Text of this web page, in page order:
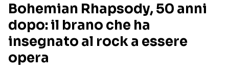
RECENSIONI MUSICALI
INTERVISTE
GOSSIP E CURIOSITÀ
TESTI CANZONI
TOUR ED EVENTI
TALENT SHOW
Bohemian Rhapsody, 50 anni
dopo: il brano che ha
insegnato al rock a essere
opera